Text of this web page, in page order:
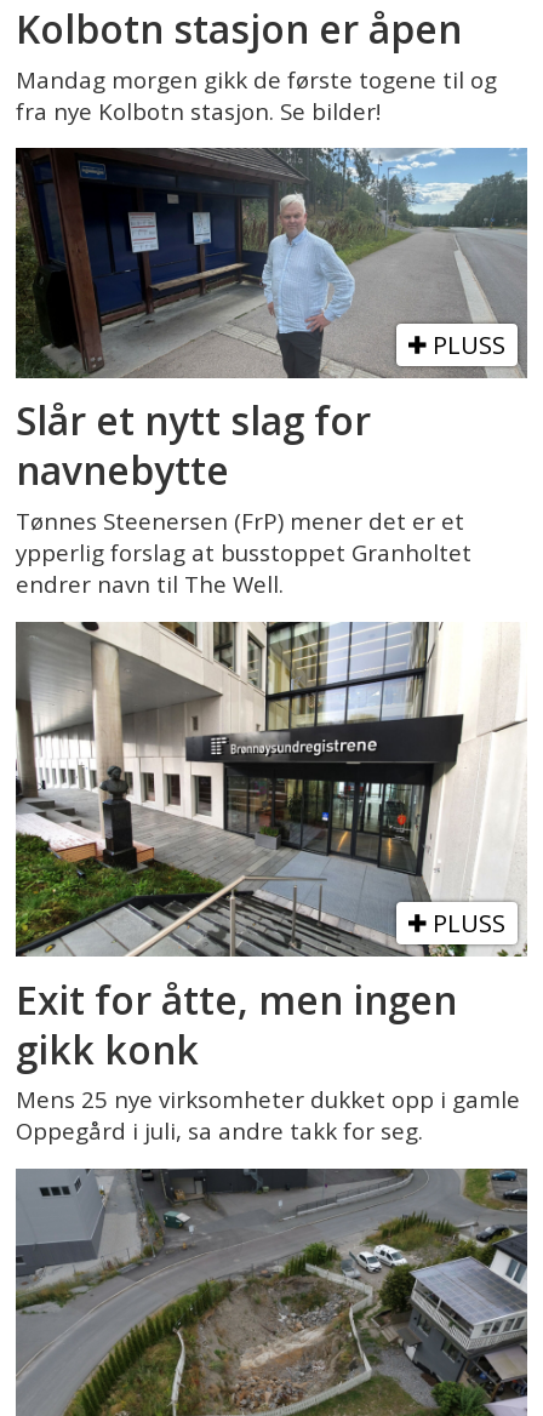
Kolbotn stasjon er åpen
Mandag morgen gikk de første togene til og
fra nye Kolbotn stasjon. Se bilder!
PLUSS
Slår et nytt slag for
navnebytte
Tønnes Steenersen (FrP) mener det er et
ypperlig forslag at busstoppet Granholtet
endrer navn til The Well.
PLUSS
Exit for åtte, men ingen
gikk konk
Mens 25 nye virksomheter dukket opp i gamle
Oppegård i juli, sa andre takk for seg.